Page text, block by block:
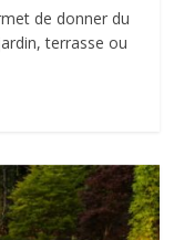
de donner du
terrasse ou